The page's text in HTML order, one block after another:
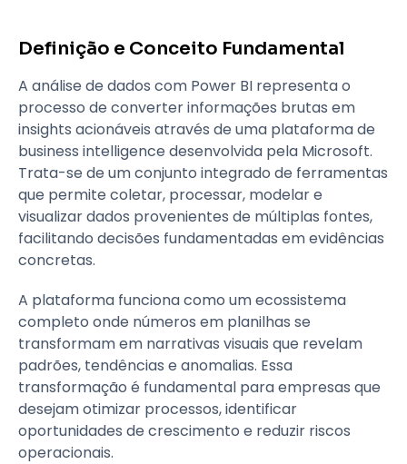
Definição e Conceito Fundamental
A análise de dados com Power BI representa o
processo de converter informações brutas em
insights acionáveis através de uma plataforma de
business intelligence desenvolvida pela Microsoft.
Trata-se de um conjunto integrado de ferramentas
que permite coletar, processar, modelar e
visualizar dados provenientes de múltiplas fontes,
facilitando decisões fundamentadas em evidências
concretas.
A plataforma funciona como um ecossistema
completo onde números em planilhas se
transformam em narrativas visuais que revelam
padrões, tendências e anomalias. Essa
transformação é fundamental para empresas que
desejam otimizar processos, identificar
oportunidades de crescimento e reduzir riscos
operacionais.